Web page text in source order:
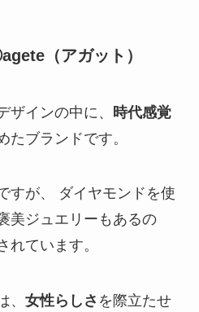
（アガット）
ザインの中に、
時代感覚
たブランドです。
すが、 ダイヤモンドを使
美ジュエリーもあるの
れています。
、 女性らしさ を際立たせ